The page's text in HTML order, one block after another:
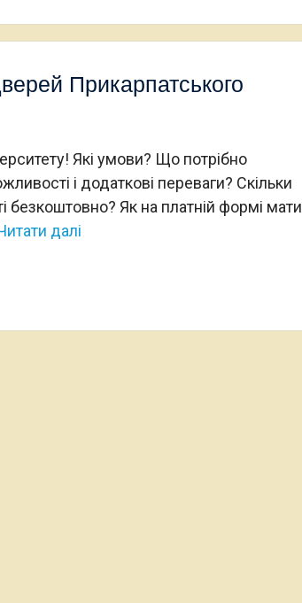
Прикарпатського
Які умови? Що потрібно
і додаткові переваги? Скільки
безкоштовно? Як на платній формі мати
далі